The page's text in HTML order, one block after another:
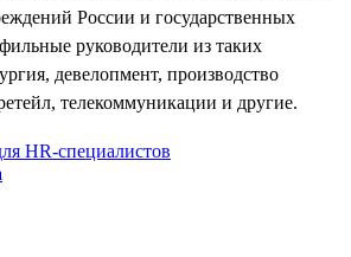
России и государственных
руководители из таких
девелопмент, производство
телекоммуникации и другие.
HR-специалистов